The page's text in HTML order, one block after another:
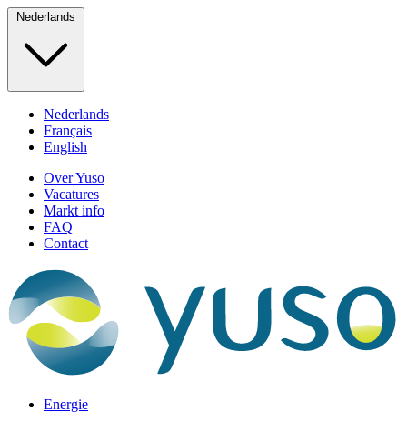
Nederlands
Nederlands
Français
English
Over Yuso
Vacatures
Markt info
FAQ
Contact
Energie